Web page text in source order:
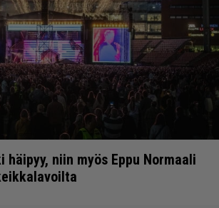
häipyy, niin myös Eppu Normaali